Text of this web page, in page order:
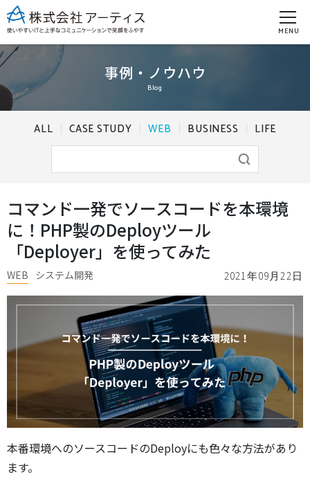
MENU
事例・ノウハウ
Blog
ALL CASE STUDY WEB BUSINESS LIFE
コマンド一発でソースコードを本環境
に！PHP製のDeployツール
「Deployer」を使ってみた
2021年09月22日
WEB システム開発
本番環境へのソースコードのDeployにも色々な方法があり
ます。